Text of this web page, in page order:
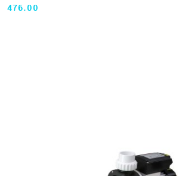
Cena:
476.00